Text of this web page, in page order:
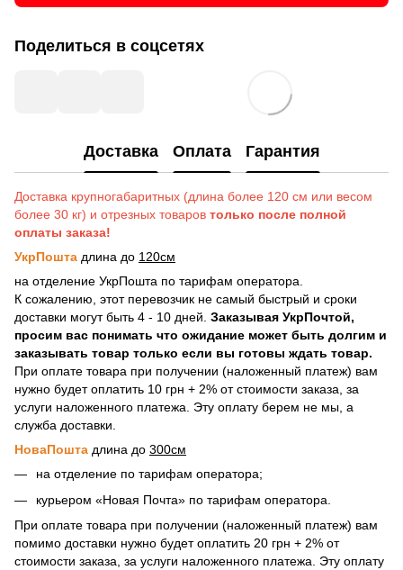
Поделиться в соцсетях
Доставка Оплата Гарантия
Доставка крупногабаритных (длина более 120 см или весом
более 30 кг) и отрезных товаров только после полной
оплаты заказа!
УкрПошта длина до 120см
на отделение УкрПошта по тарифам оператора.
К сожалению, этот перевозчик не самый быстрый и сроки
доставки могут быть 4 - 10 дней. Заказывая УкрПочтой,
просим вас понимать что ожидание может быть долгим и
заказывать товар только если вы готовы ждать товар.
При оплате товара при получении (наложенный платеж) вам
нужно будет оплатить 10 грн + 2% от стоимости заказа, за
услуги наложенного платежа. Эту оплату берем не мы, а
служба доставки.
НоваПошта длина до 300см
на отделение по тарифам оператора;
курьером «Новая Почта» по тарифам оператора.
При оплате товара при получении (наложенный платеж) вам
помимо доставки нужно будет оплатить 20 грн + 2% от
стоимости заказа, за услуги наложенного платежа. Эту оплату